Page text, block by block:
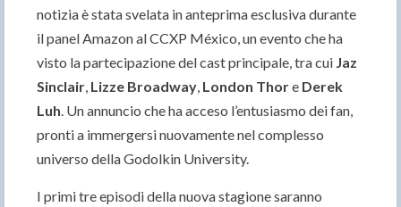
notizia è stata svelata in anteprima esclusiva durante
il panel Amazon al CCXP México, un evento che ha
visto la partecipazione del cast principale, tra cui Jaz
Sinclair, Lizze Broadway, London Thore Derek
Luh. Un annuncio che ha acceso l’entusiasmo dei fan,
pronti a immergersi nuovamente nel complesso
universo della Godolkin University.
I primi tre episodi della nuova stagione saranno